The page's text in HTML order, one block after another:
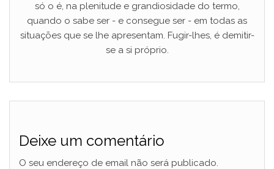
só o é, na plenitude e grandiosidade do termo,
quando o sabe ser - e consegue ser - em todas as
situações que se lhe apresentam. Fugir-lhes, é demitir-
se a si próprio.
Deixe um comentário
O seu endereço de email não será publicado.